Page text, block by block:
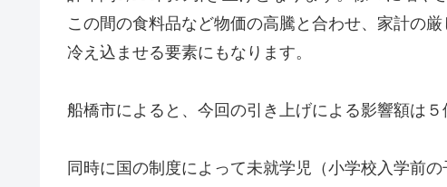
この間の食料品など物価の高騰と合わせ、家計の
冷え込ませる要素にもなります。
船橋市によると、今回の引き上げによる影響額は５
同時に国の制度によって未就学児（小学校入学前